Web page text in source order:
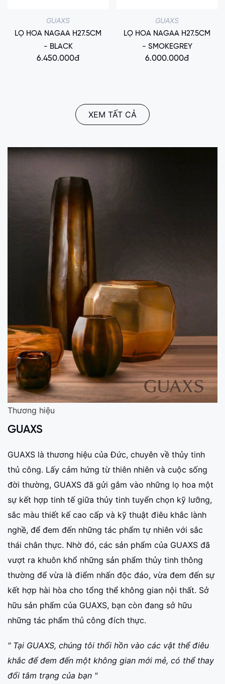
GUAXS
LỌ HOA NAGAA H27.5CM
- BLACK
6.450.000đ
GUAXS
LỌ HOA NAGAA H27.5CM
- SMOKEGREY
6.000.000đ
XEM TẤT CẢ
Thương hiệu
GUAXS
GUAXS là thương hiệu của Đức, chuyên về thủy tinh
thủ công. Lấy cảm hứng từ thiên nhiên và cuộc sống
đời thường, GUAXS đã gửi gắm vào những lọ hoa một
sự kết hợp tinh tế giữa thủy tinh tuyển chọn kỹ lưỡng,
sắc màu thiết kế cao cấp và kỹ thuật điêu khắc lành
nghề, để đem đến những tác phẩm tự nhiên với sắc
thái chân thực. Nhờ đó, các sản phẩm của GUAXS đã
vượt ra khuôn khổ những sản phẩm thủy tinh thông
thường để vừa là điểm nhấn độc đáo, vừa đem đến sự
kết hợp hài hòa cho tổng thể không gian nội thất. Sở
hữu sản phẩm của GUAXS, bạn còn đang sở hữu
những tác phẩm thủ công đích thực.
" Tại GUAXS, chúng tôi thổi hồn vào các vật thể điêu
khắc để đem đến một không gian mới mẻ, có thể thay
đổi tâm trạng của bạn "